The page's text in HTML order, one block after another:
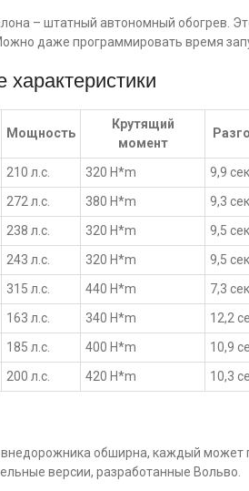
– штатный автономный обогрев.
даже программировать время
характеристики
Мощность
Крутящий
момент
210 л.с. 320 H*m 9,9
272 л.с. 380 H*m 9,3
238 л.с. 320 H*m 9,5
243 л.с. 320 H*m 9,5
315 л.с. 440 H*m 7,3
163 л.с. 340 H*m 12,2
185 л.с. 400 H*m 10,9
200 л.с. 420 H*m 10,3
обширна, каждый может
версии, разработанные Вольво.